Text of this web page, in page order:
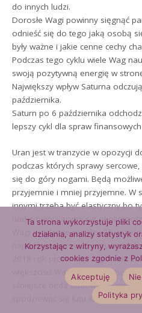
do innych ludzi.
Dorosłe Wagi powinny sięgnąć
odnieść się do tego jaką osobą
były ważne i jakie cenne cechy
Podczas tego cyklu wiele Wag
swoją pozytywną energię w
Największy wpływ Saturna
października.
Saturn po 6 października
lepszy cykl dla spraw
Uran jest w tranzycie w opozycji
podczas których sprawy
się do góry nogami. Będą
przyjemnie i mniej przyjemne. W
innymi trzeba być elastyczny bo
nad zmieniającymi się
Wagi urodzone między 22
najwięcej zawirowań
2018 rok przewiduje ogromne
większości Wag. Relacje słabe,
silniejsze będą budować plany na
spodziewać się łutu szczęścia.
Ta strona wykorzystuje pliki
działania, analizy statystyk
Korzystając z witryny,
cookies zgodnie z
Akceptuję
Polityka